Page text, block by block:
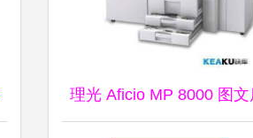
理光 Aficio MP 8000 图文